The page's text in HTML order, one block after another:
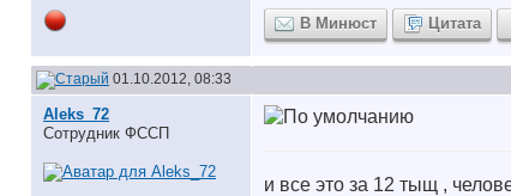
В Минюст Цитата
01.10.2012, 08:33
Aleks_72
Сотрудник ФССП
и все это за 12 тыщ ,